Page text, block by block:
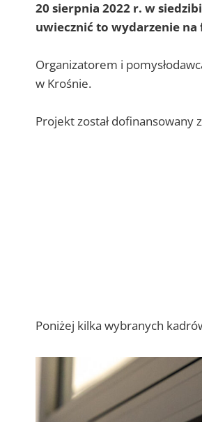
20 sierpnia 2022 r. w
uwiecznić to wydarzenie
Organizatorem i
w Krośnie.
Projekt został
Poniżej kilka wybranych